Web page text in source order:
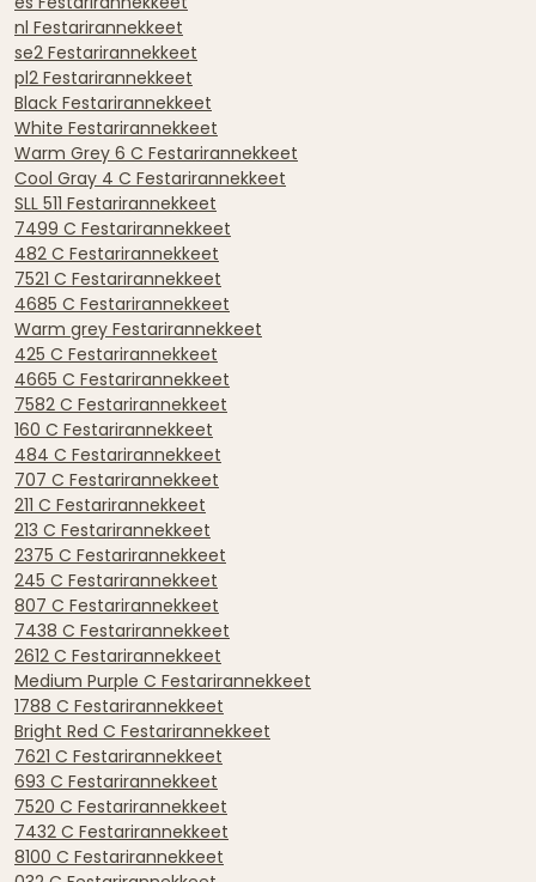
nl Festarirannekkeet
se2 Festarirannekkeet
pl2 Festarirannekkeet
Black Festarirannekkeet
White Festarirannekkeet
Warm Grey 6 C Festarirannekkeet
Cool Gray 4 C Festarirannekkeet
SLL 511 Festarirannekkeet
7499 C Festarirannekkeet
482 C Festarirannekkeet
7521 C Festarirannekkeet
4685 C Festarirannekkeet
Warm grey Festarirannekkeet
425 C Festarirannekkeet
4665 C Festarirannekkeet
7582 C Festarirannekkeet
160 C Festarirannekkeet
484 C Festarirannekkeet
707 C Festarirannekkeet
211 C Festarirannekkeet
213 C Festarirannekkeet
2375 C Festarirannekkeet
245 C Festarirannekkeet
807 C Festarirannekkeet
7438 C Festarirannekkeet
2612 C Festarirannekkeet
Medium Purple C Festarirannekkeet
1788 C Festarirannekkeet
Bright Red C Festarirannekkeet
7621 C Festarirannekkeet
693 C Festarirannekkeet
7520 C Festarirannekkeet
7432 C Festarirannekkeet
8100 C Festarirannekkeet